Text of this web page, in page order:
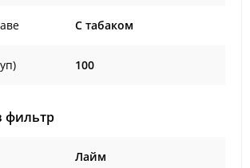
C табаком
100
фильтр
Лайм